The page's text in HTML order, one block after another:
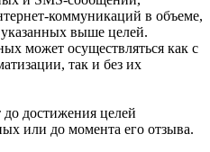
в объеме,
выше целей.
может осуществляться как с
так и без их
до достижения целей
или до момента его отзыва.